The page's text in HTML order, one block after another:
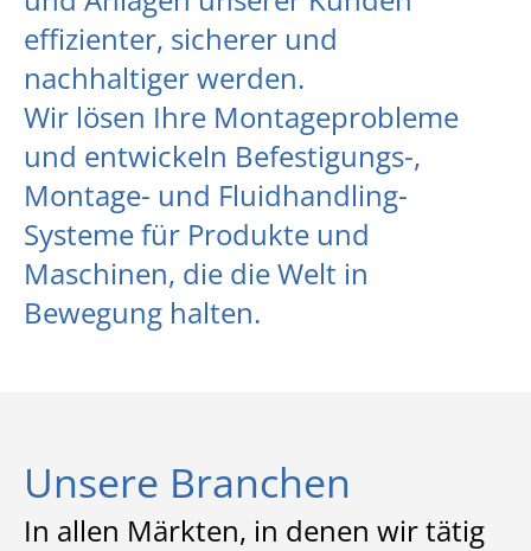
effizienter, sicherer und
nachhaltiger werden.
Wir lösen Ihre Montageprobleme
und entwickeln Befestigungs-,
Montage- und Fluidhandling-
Systeme für Produkte und
Maschinen, die die Welt in
Bewegung halten.
Unsere Branchen
In allen Märkten, in denen wir tätig